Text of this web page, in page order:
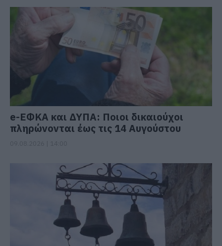
e-ΕΦΚΑ και ΔΥΠΑ: Ποιοι δικαιούχοι
πληρώνονται έως τις 14 Αυγούστου